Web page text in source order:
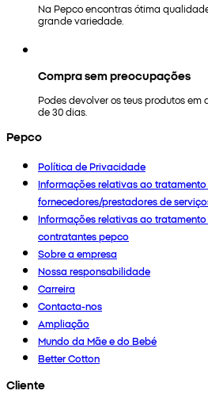
Na Pepco encontras ótima
grande variedade.
Compra sem preocupações
Podes devolver os teus produtos
de 30 dias.
Pepco
Política de Privacidade
Informações relativas ao
fornecedores/prestadores de
Informações relativas ao
contratantes pepco
Sobre a empresa
Nossa responsabilidade
Carreira
Contacta-nos
Ampliação
Mundo da Mãe e do Bebé
Better Cotton
Cliente